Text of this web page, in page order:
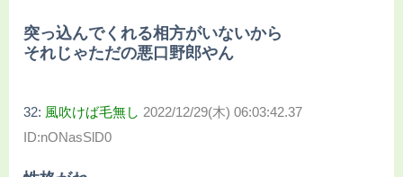
突っ込んでくれる相方がいないから
それじゃただの悪口野郎やん
32: 風吹けば毛無し 2022/12/29(木) 06:03:42.37
ID:nONasSlD0